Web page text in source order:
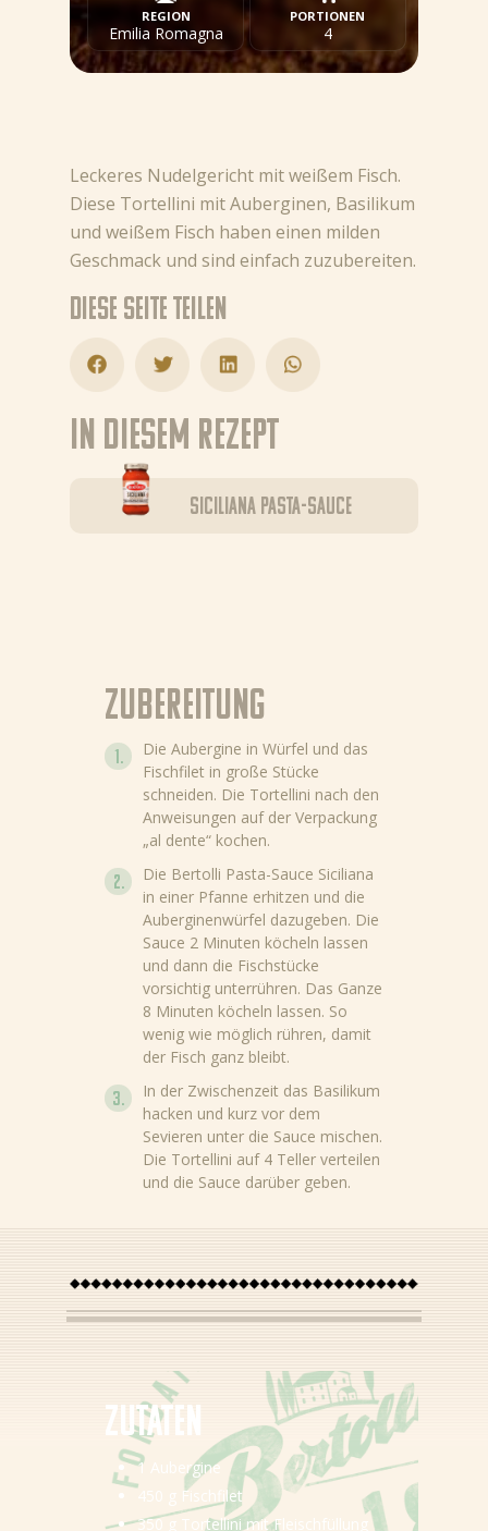
REGION
Emilia Romagna
PORTIONEN
4
Leckeres Nudelgericht mit weißem Fisch.
Diese Tortellini mit Auberginen, Basilikum
und weißem Fisch haben einen milden
Geschmack und sind einfach zuzubereiten.
Diese Seite teilen
In diesem Rezept
Siciliana Pasta-Sauce
Zubereitung
Die Aubergine in Würfel und das
Fischfilet in große Stücke
schneiden. Die Tortellini nach den
Anweisungen auf der Verpackung
„al dente“ kochen.
Die Bertolli Pasta-Sauce Siciliana
in einer Pfanne erhitzen und die
Auberginenwürfel dazugeben. Die
Sauce 2 Minuten köcheln lassen
und dann die Fischstücke
vorsichtig unterrühren. Das Ganze
8 Minuten köcheln lassen. So
wenig wie möglich rühren, damit
der Fisch ganz bleibt.
In der Zwischenzeit das Basilikum
hacken und kurz vor dem
Sevieren unter die Sauce mischen.
Die Tortellini auf 4 Teller verteilen
und die Sauce darüber geben.
Zutaten
1 Aubergine
450 g Fischfilet
350 g Tortellini mit Fleischfüllung
Nieuws
Rezepte
Produkte
Tipps & Tricks
Bezugsquellen
DE (DE)
NL (NL)
NL (BE)
FR (BE)